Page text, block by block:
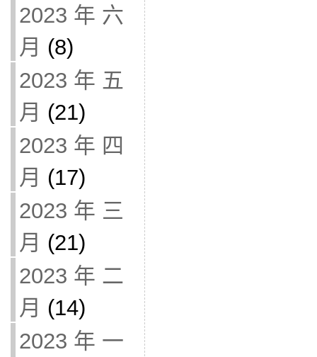
2023 年 六
月 (8)
2023 年 五
月 (21)
2023 年 四
月 (17)
2023 年 三
月 (21)
2023 年 二
月 (14)
2023 年 一